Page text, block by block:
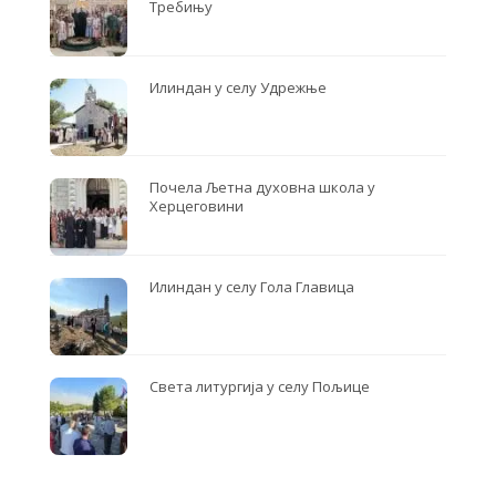
Требињу
Илиндан у селу Удрежње
Почела Љетна духовна школа у
Херцеговини
Илиндан у селу Гола Главица
Света литургија у селу Пољице